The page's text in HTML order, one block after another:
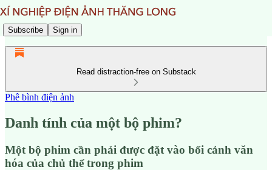
Subscribe Sign in
Read distraction-free on Substack
Phê bình điện ảnh
Danh tính của một bộ phim?
Một bộ phim cần phải được đặt vào bối cảnh văn
hóa của chủ thể trong phim